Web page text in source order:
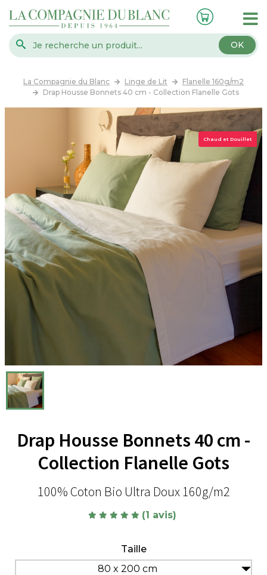
OK
La Compagnie du Blanc Linge de Lit
Flanelle 160g/m2
Drap Housse Bonnets 40 cm - Collection Flanelle Gots
Chaud et Douillet
Drap Housse Bonnets 40 cm -
Collection Flanelle Gots
100% Coton Bio Ultra Doux 160g/m2
(1 avis)
Taille
80 x 200 cm